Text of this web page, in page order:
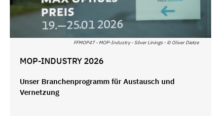
FFMOP47 - MOP-Industry - Silver Linings - © Oliver Dietze
MOP-INDUSTRY 2026
Unser Branchenprogramm für Austausch und
Vernetzung